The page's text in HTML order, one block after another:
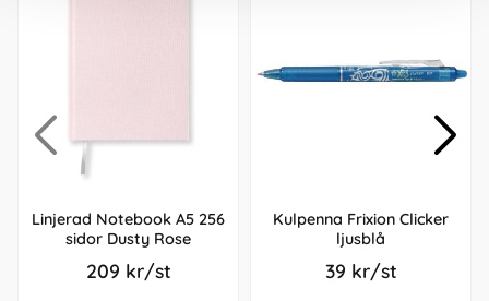
Linjerad Notebook A5 256
sidor Dusty Rose
209 kr/st
Kulpenna Frixion Clicker
ljusblå
39 kr/st